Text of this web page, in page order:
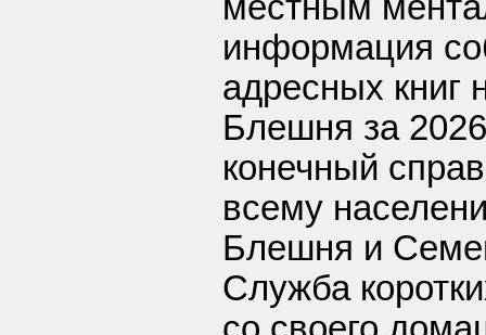
информация
адресных книг
Блешня за
конечный
всему
Блешня и
Служба